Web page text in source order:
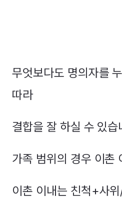
무엇보다도 명의자를
따라
결합을 잘 하실 수 있습
가족 범위의 경우 이촌
이촌 이내는 친척+사